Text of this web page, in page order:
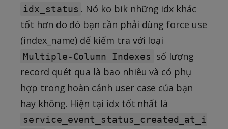
idx_status . Nó ko bik những idx khác
tốt hơn do đó bạn cần phải dùng force use
(index_name) để kiểm tra với loại
Multiple-Column Indexes
số lượng
record quét qua là bao nhiêu và có phụ
hợp trong hoàn cảnh user case của bạn
hay không. Hiện tại idx tốt nhất là
service_event_status_created_at_i